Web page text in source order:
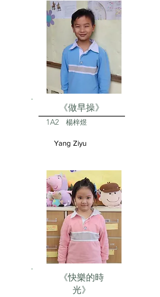
《做早操》
1A2 楊梓煜
Yang Ziyu
《快樂的時
光》